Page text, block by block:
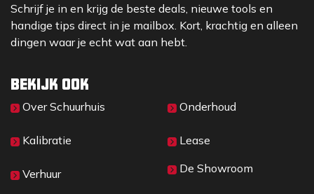
Schrijf je in en krijg de beste deals, nieuwe tools en
handige tips direct in je mailbox. Kort, krachtig en alleen
dingen waar je echt wat aan hebt.
Bekijk ook
Over Sc​huurhuis
Kalibratie
Verhuur
Onderhoud
Lease
De Showroom